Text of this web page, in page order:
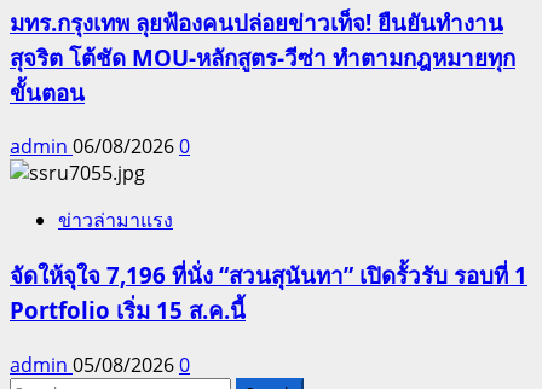
มทร.กรุงเทพ ลุยฟ้องคนปล่อยข่าวเท็จ! ยืนยันทำงาน
สุจริต โต้ชัด MOU-หลักสูตร-วีซ่า ทำตามกฎหมายทุก
ขั้นตอน
admin 06/08/20260
ข่าวล่ามาแรง
จัดให้จุใจ 7,196 ที่นั่ง “สวนสุนันทา” เปิดรั้วรับ รอบที่ 1
Portfolio เริ่ม 15 ส.ค.นี้
admin 05/08/20260